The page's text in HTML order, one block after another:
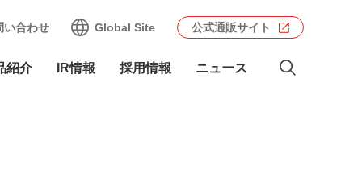
紹介 IR情報 採用情報 ニュース
い合わせ Global Site 公式通販サイト